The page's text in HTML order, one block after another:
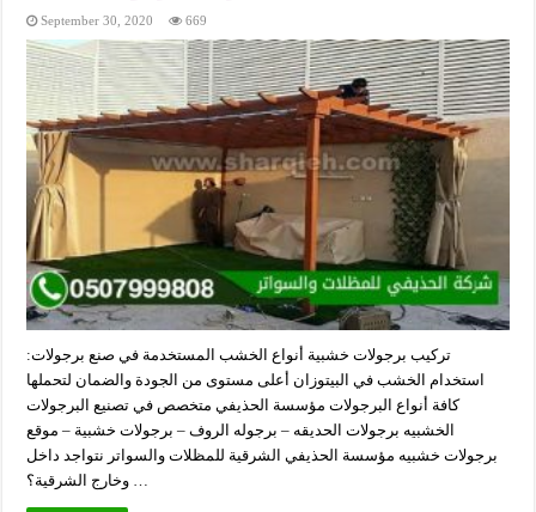
September 30, 2020 669
تركيب برجولات خشبية أنواع الخشب المستخدمة في صنع برجولات:
استخدام الخشب في البيتوزان أعلى مستوى من الجودة والضمان لتحملها
كافة أنواع البرجولات مؤسسة الحذيفي متخصص في تصنيع البرجولات
الخشبيه برجولات الحديقه – برجوله الروف – برجولات خشبية – موقع
برجولات خشبيه مؤسسة الحذيفي الشرقية للمظلات والسواتر نتواجد داخل
وخارج الشرقية؟ …